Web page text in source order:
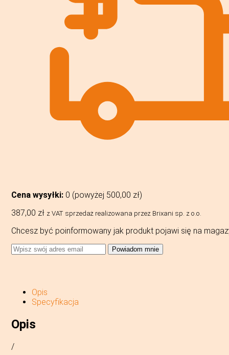
Cena wysyłki: 0 (powyżej 500,00 zł)
387,00 zł z VAT sprzedaż realizowana przez Brixani sp. z o.o.
Chcesz być poinformowany jak produkt pojawi się na
Powiadom mnie
Opis
Specyfikacja
Opis
/